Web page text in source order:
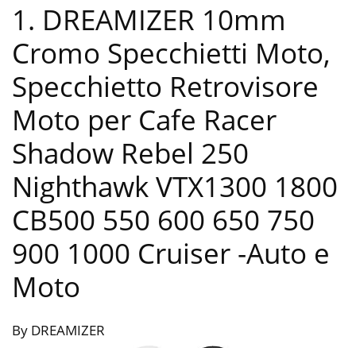
1. DREAMIZER 10mm
Cromo Specchietti Moto,
Specchietto Retrovisore
Moto per Cafe Racer
Shadow Rebel 250
Nighthawk VTX1300 1800
CB500 550 600 650 750
900 1000 Cruiser -Auto e
Moto
By DREAMIZER